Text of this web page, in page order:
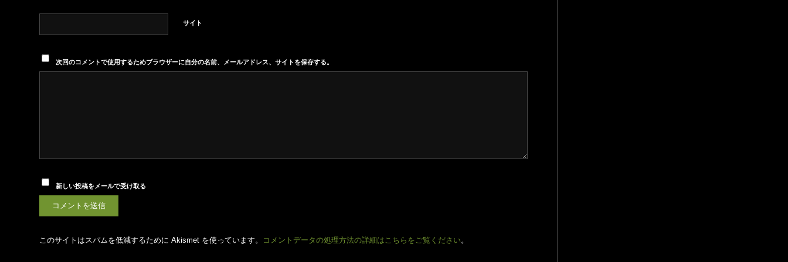
サイト
次回のコメントで使用するためブラウザーに自分の名前、メールアドレス、サイトを保存する。
新しい投稿をメールで受け取る
このサイトはスパムを低減するために Akismet を使っています。 コメントデータの処理方法の詳細はこちらをご覧ください。